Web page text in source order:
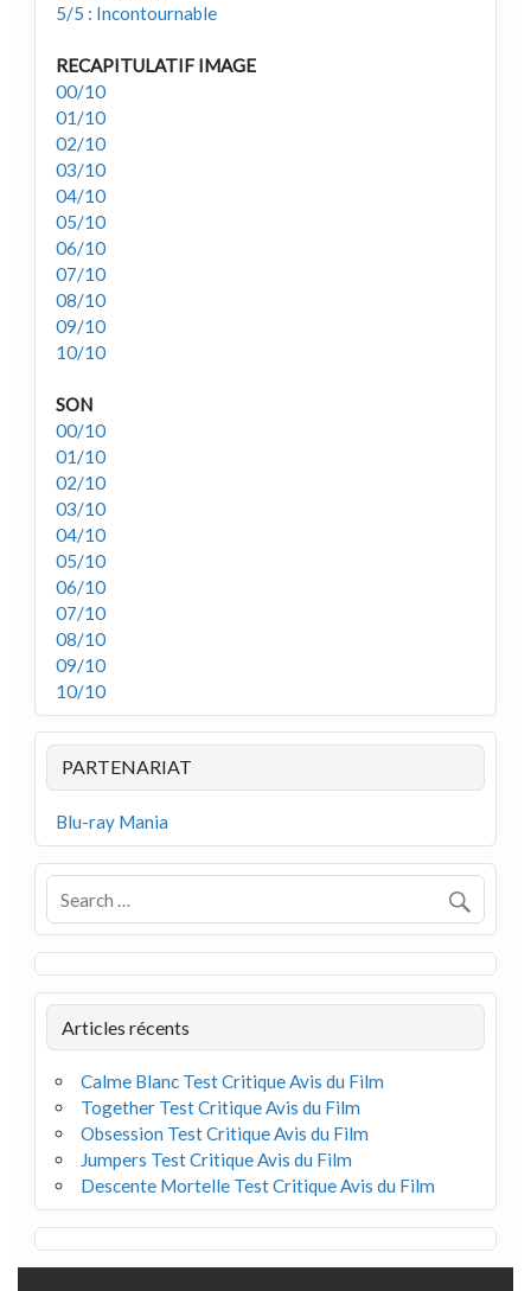
5/5 : Incontournable
RECAPITULATIF IMAGE
00/10
01/10
02/10
03/10
04/10
05/10
06/10
07/10
08/10
09/10
10/10
SON
00/10
01/10
02/10
03/10
04/10
05/10
06/10
07/10
08/10
09/10
10/10
PARTENARIAT
Blu-ray Mania
Articles récents
Calme Blanc Test Critique Avis du Film
Together Test Critique Avis du Film
Obsession Test Critique Avis du Film
Jumpers Test Critique Avis du Film
Descente Mortelle Test Critique Avis du Film